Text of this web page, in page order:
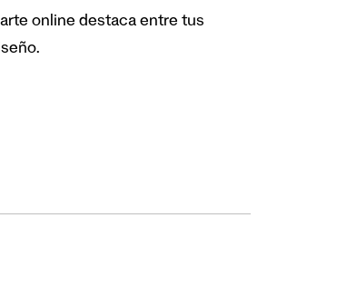
online destaca entre tus